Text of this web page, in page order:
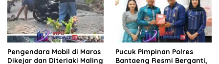
Pengendara Mobil di Maros
Dikejar dan Diteriaki Maling
Pucuk Pimpinan Polres
Bantaeng Resmi Berganti,